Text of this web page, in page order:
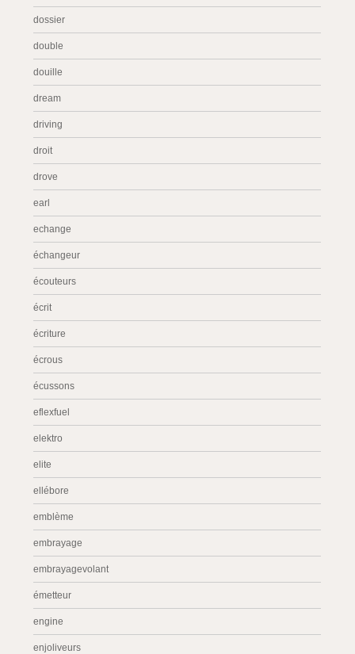
dossier
double
douille
dream
driving
droit
drove
earl
echange
échangeur
écouteurs
écrit
écriture
écrous
écussons
eflexfuel
elektro
elite
ellébore
emblème
embrayage
embrayagevolant
émetteur
engine
enjoliveurs